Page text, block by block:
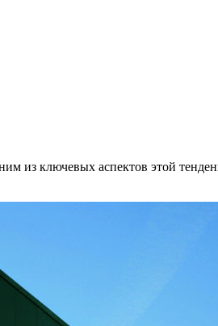
из ключевых аспектов этой